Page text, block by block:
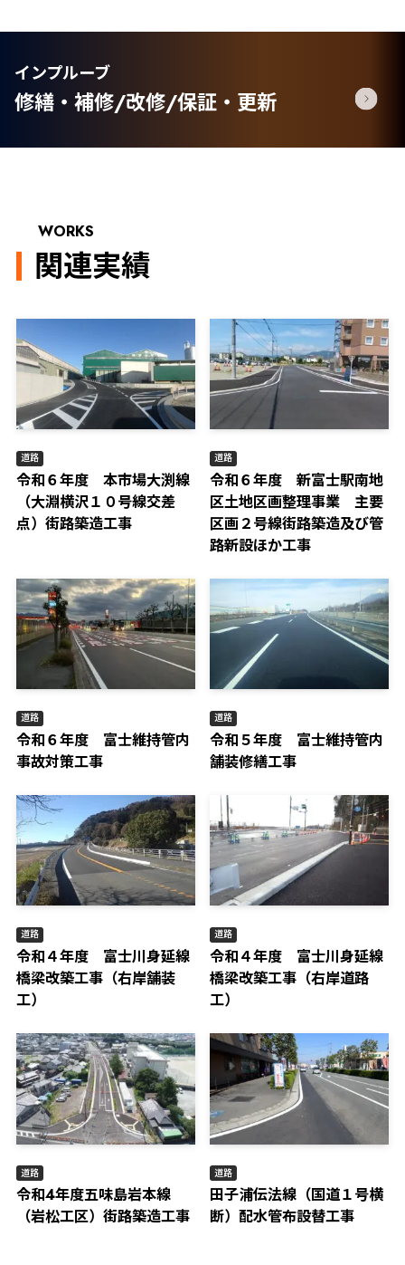
インプルーブ
修繕・補修/改修/保証・更新
WORKS
関連実績
道路
令和６年度 本市場大渕線
（大淵横沢１０号線交差
点）街路築造工事
道路
令和６年度 新富士駅南地
区土地区画整理事業 主要
区画２号線街路築造及び管
路新設ほか工事
道路
令和６年度 富士維持管内
事故対策工事
道路
令和５年度 富士維持管内
舗装修繕工事
道路
令和４年度 富士川身延線
橋梁改築工事（右岸舗装
工）
道路
令和４年度 富士川身延線
橋梁改築工事（右岸道路
工）
道路
令和4年度五味島岩本線
（岩松工区）街路築造工事
道路
田子浦伝法線（国道１号横
断）配水管布設替工事